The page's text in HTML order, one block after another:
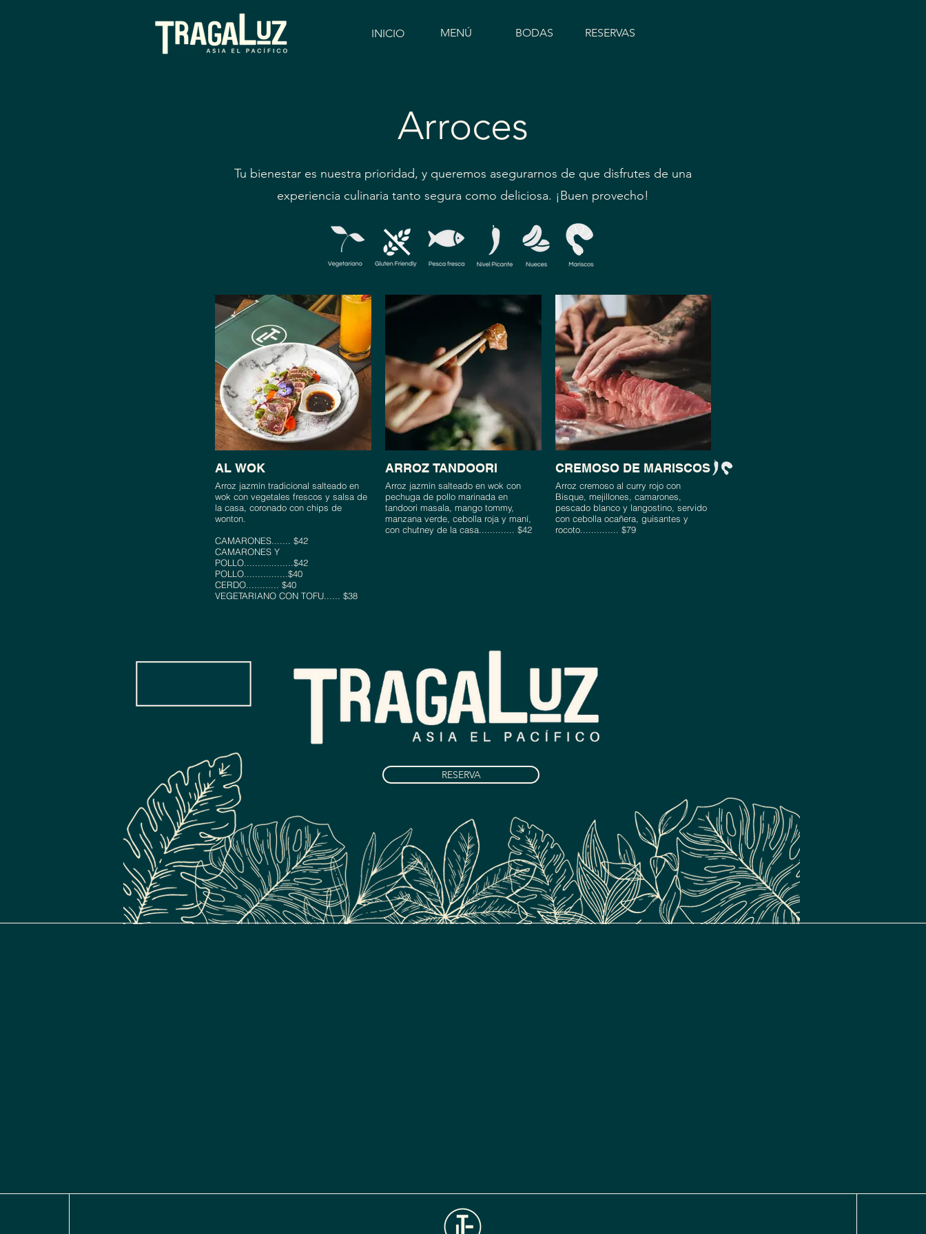
INICIO MENÚ BODAS RESERVAS
Arroces
Tu bienestar es nuestra prioridad, y queremos asegurarnos de que disfrutes de una
experiencia culinaria tanto segura como deliciosa. ¡Buen provecho!
AL WOK
Arroz jazmín tradicional salteado en
wok con vegetales frescos y salsa de
la casa, coronado con chips de
wonton.
CAMARONES....... $42
CAMARONES Y
POLLO..................$42
POLLO................$40
CERDO............ $40
VEGETARIANO CON TOFU...... $38
ARROZ TANDOORI
Arroz jazmín salteado en wok con
pechuga de pollo marinada en
tandoori masala, mango tommy,
manzana verde, cebolla roja y maní,
con chutney de la casa............. $42
CREMOSO DE MARISCOS
Arroz cremoso al curry rojo con
Bisque, mejillones, camarones,
pescado blanco y langostino, servido
con cebolla ocañera, guisantes y
rocoto.............. $79
RESERVA